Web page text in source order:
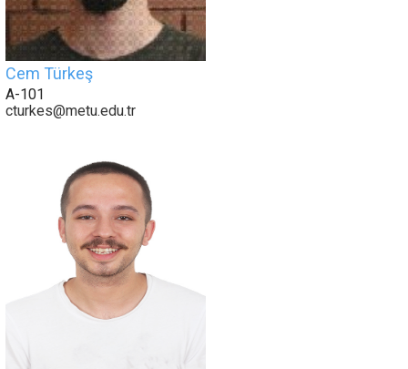
Cem Türkeş
A-101
cturkes@metu.edu.tr